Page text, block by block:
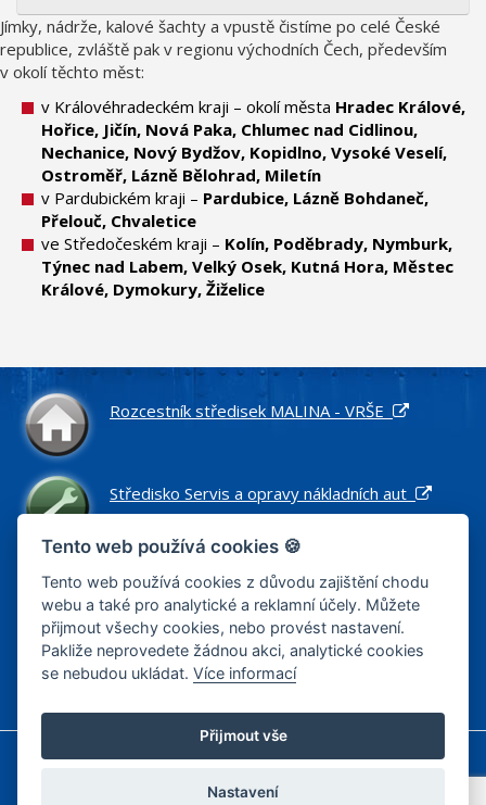
Jímky, nádrže, kalové šachty a vpustě čistíme po celé České
republice, zvláště pak v regionu východních Čech, především
v okolí těchto měst:
v Královéhradeckém kraji – okolí města Hradec Králové,
Hořice, Jičín, Nová Paka, Chlumec nad Cidlinou,
Nechanice, Nový Bydžov, Kopidlno, Vysoké Veselí,
Ostroměř, Lázně Bělohrad, Miletín
v Pardubickém kraji – Pardubice, Lázně Bohdaneč,
Přelouč, Chvaletice
ve Středočeském kraji – Kolín, Poděbrady, Nymburk,
Týnec nad Labem, Velký Osek, Kutná Hora, Městec
Králové, Dymokury, Žiželice
Rozcestník středisek MALINA - VRŠE
Středisko Servis a opravy nákladních aut
Středisko Náhradní díly pro nákladní vozidla
Středisko Zemní práce a stavby
Informace o cookies
Zásady zpracování osobních údajů
Zásady zpracování osobních údajů – výběrová řízení
Tento web používá cookies 🍪
Tento web používá cookies z důvodu zajištění chodu
webu a také pro analytické a reklamní účely. Můžete
přijmout všechy cookies, nebo provést nastavení.
Pakliže neprovedete žádnou akci, analytické cookies
se nebudou ukládat.Více informací
Přijmout vše
Nastavení